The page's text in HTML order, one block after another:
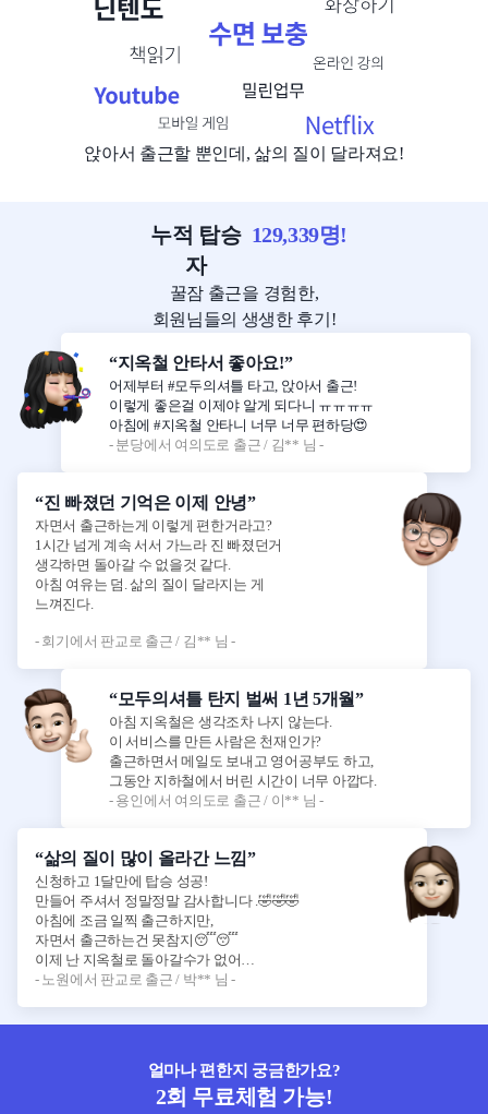
앉아서 출근할 뿐인데, 삶의 질이 달라져요!
누적 탑승
자
129,339명!
꿀잠 출근을 경험한,
회원님들의 생생한 후기!
“지옥철 안타서 좋아요!”
어제부터 #모두의셔틀 타고, 앉아서 출근!
이렇게 좋은걸 이제야 알게 되다니 ㅠㅠㅠㅠ
아침에 #지옥철 안타니 너무 너무 편하당😍
- 분당에서 여의도로 출근 / 김** 님 -
“진 빠졌던 기억은 이제 안녕”
자면서 출근하는게 이렇게 편한거라고?
1시간 넘게 계속 서서 가느라 진 빠졌던거
생각하면 돌아갈 수 없을것 같다.
아침 여유는 덤. 삶의 질이 달라지는 게
느껴진다.
- 회기에서 판교로 출근 / 김** 님 -
“모두의셔틀 탄지 벌써 1년 5개월”
아침 지옥철은 생각조차 나지 않는다.
이 서비스를 만든 사람은 천재인가?
출근하면서 메일도 보내고 영어공부도 하고,
그동안 지하철에서 버린 시간이 너무 아깝다.
- 용인에서 여의도로 출근 / 이** 님 -
“삶의 질이 많이 올라간 느낌”
신청하고 1달만에 탑승 성공!
만들어 주셔서 정말정말 감사합니다 .🤣🤣🤣
아침에 조금 일찍 출근하지만,
자면서 출근하는건 못참지😴😴
이제 난 지옥철로 돌아갈수가 없어…
- 노원에서 판교로 출근 / 박** 님 -
얼마나 편한지 궁금한가요?
2회 무료체험 가능!